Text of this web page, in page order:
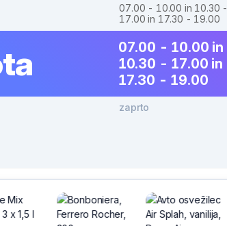
07.00 - 10.00 in 10.30 -
17.00 in 17.30 - 19.00
07.00 - 10.00 in
10.30 - 17.00 in
17.30 - 19.00
zaprto